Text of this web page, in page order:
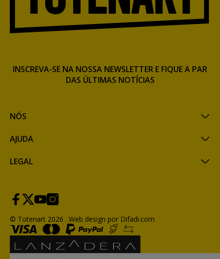
NÓS
AJUDA
LEGAL
INSCREVA-SE NA NOSSA NEWSLETTER E FIQUE A PAR
DAS ÚLTIMAS NOTÍCIAS
© Totenart 2026 . Web design por Difadi.com